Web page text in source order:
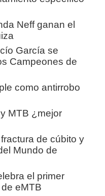
Neff ganan el
García se
Campeones de
como antirrobo
MTB ¿mejor
de cúbito y
Mundo de
el primer
eMTB